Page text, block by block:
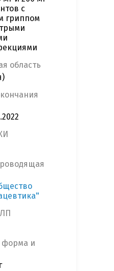
с
гриппом
область
форма и